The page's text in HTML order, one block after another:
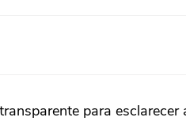
para